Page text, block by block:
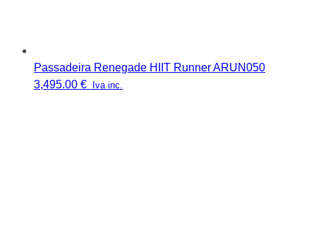
Passadeira Renegade HIIT Runner ARUN050
3,495.00 € Iva inc.